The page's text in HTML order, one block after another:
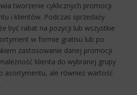
tworzenie cyklicznych promocji
i klientów. Podczas sprzedaży
być rabat na pozycj​​i lub wszystkie
w formie gratisu lub po
zastosowanie danej promocji
klienta do wybranej grupy
asortymentu, ale również wartość